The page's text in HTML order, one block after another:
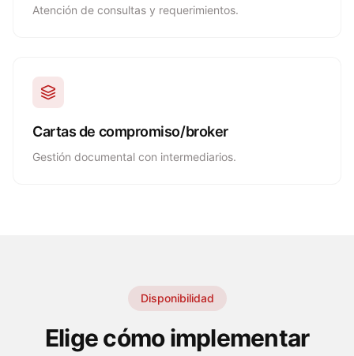
Atención de consultas y requerimientos.
Cartas de compromiso/broker
Gestión documental con intermediarios.
Disponibilidad
Elige cómo implementar